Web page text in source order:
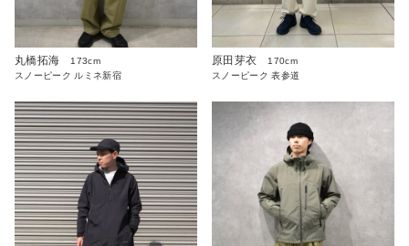
丸橋拓海
173cm
スノーピーク ルミネ新宿
原田芽衣
170cm
スノーピーク 表参道